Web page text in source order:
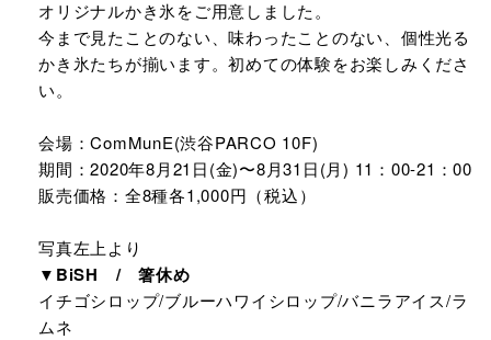
オリジナルかき氷をご用意しました。
今まで見たことのない、味わったことのない、個性光る
かき氷たちが揃います。初めての体験をお楽しみくださ
い。
会場：ComMunE(渋谷PARCO 10F)
期間：2020年8月21日(金)〜8月31日(月) 11：00-21：00
販売価格：全8種各1,000円（税込）
写真左上より
▼BiSH / 箸休め
イチゴシロップ/ブルーハワイシロップ/バニラアイス/ラ
ムネ